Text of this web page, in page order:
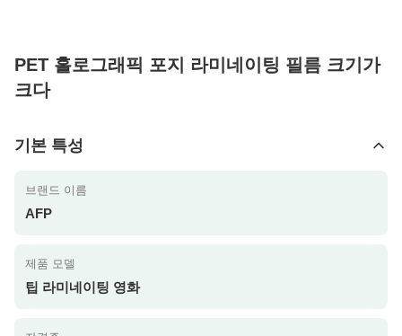
PET 홀로그래픽 포지 라미네이팅 필름 크기가
크다
기본 특성
브랜드 이름
AFP
제품 모델
팁 라미네이팅 영화